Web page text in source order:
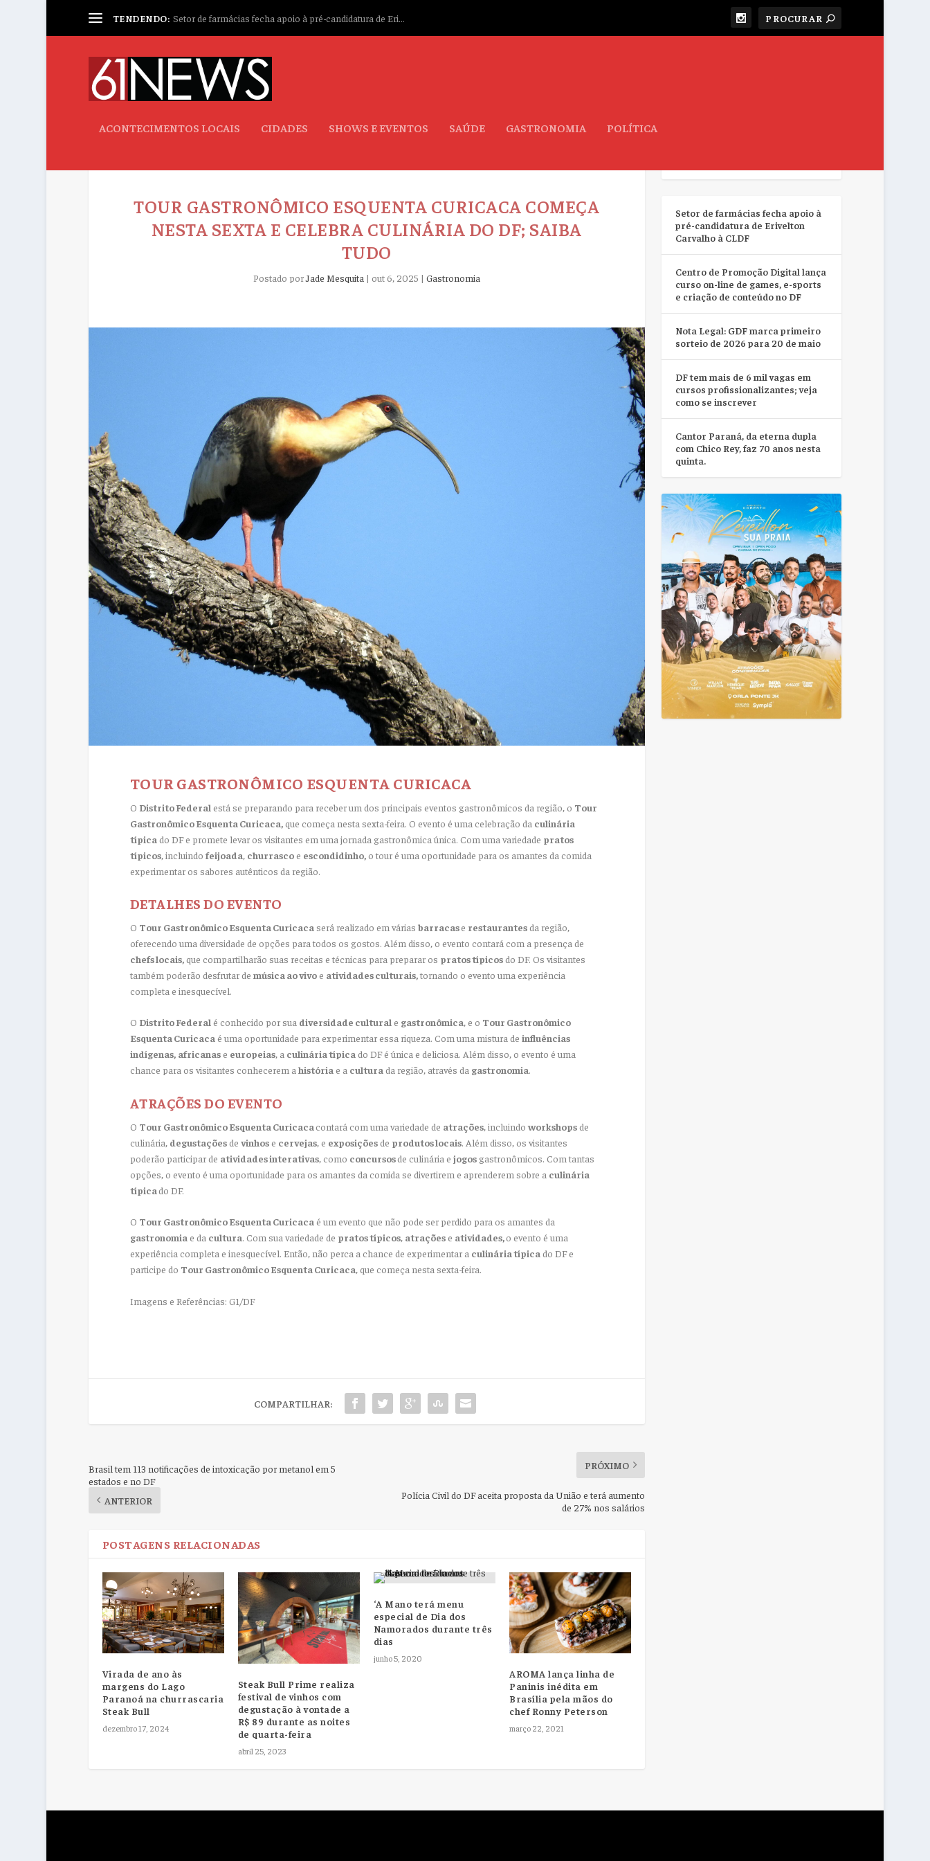
TENDENDO: Setor de farmácias fecha apoio à pré-candidatura de Eri...
ACONTECIMENTOS LOCAIS CIDADES SHOWS E EVENTOS SAÚDE GASTRONOMIA POLÍTICA
TOUR GASTRONÔMICO ESQUENTA CURICACA COMEÇA
NESTA SEXTA E CELEBRA CULINÁRIA DO DF; SAIBA
TUDO
Postado porJade Mesquita | out 6, 2025 | Gastronomia
TOUR GASTRONÔMICO ESQUENTA CURICACA
O Distrito Federal está se preparando para receber um dos principais eventos gastronômicos da região, o Tour
Gastronômico Esquenta Curicaca, que começa nesta sexta-feira. O evento é uma celebração da culinária
típica do DF e promete levar os visitantes em uma jornada gastronômica única. Com uma variedade pratos
típicos, incluindo feijoada churrascoe escondidinho, o tour é uma oportunidade para os amantes da comida
experimentar os sabores autênticos da região.
DETALHES DO EVENTO
O Tour Gastronômico Esquenta Curicaca será realizado em várias barracase restaurantesda região,
oferecendo uma diversidade de opções para todos os gostos. Além disso, o evento contará com a presença de
chefs locais,que compartilharão suas receitas e técnicas para preparar os pratos típicosdo DF. Os visitantes
também poderão desfrutar de música ao vivoe atividades culturais,tornando o evento uma experiência
completa e inesquecível.
O Distrito Federal é conhecido por sua diversidade cultural e gastronômica, e o Tour Gastronômico
Esquenta Curicaca é uma oportunidade para experimentar essa riqueza. Com uma mistura de influências
indígenas, africanase europeias, a culinária típica do DF é única e deliciosa. Além disso, o evento é uma
chance para os visitantes conhecerem a história e a cultura da região, através da gastronomia.
ATRAÇÕES DO EVENTO
O Tour Gastronômico Esquenta Curicaca contará com uma variedade de atrações, incluindoworkshopsde
culinária, degustaçõesde vinhose cervejas, e exposiçõesde produtos locais. Além disso, os visitantes
poderão participar de atividades interativas, como concursosde culinária e jogosgastronômicos. Com tantas
opções, o evento é uma oportunidade para os amantes da comida se divertirem e aprenderem sobre a culinária
típicado DF.
O Tour Gastronômico Esquenta Curicaca é um evento que não pode ser perdido para os amantes da
gastronomia e da cultura. Com sua variedade de pratos típicos, atraçõese atividades,o evento é uma
experiência completa e inesquecível. Então, não perca a chance de experimentar a culinária típica do DF e
participe do Tour Gastronômico Esquenta Curicaca, que começa nesta sexta-feira.
Imagens e Referências: G1/DF
COMPARTILHAR:
Brasil tem 113 notificações de intoxicação por metanol em 5
estados e no DF
ANTERIOR
PRÓXIMO
Polícia Civil do DF aceita proposta da União e terá aumento
de 27% nos salários
POSTAGENS RELACIONADAS
Virada de ano às
margens do Lago
Paranoá na churrascaria
Steak Bull
dezembro 17, 2024
Steak Bull Prime realiza
festival de vinhos com
degustação à vontade a
R$ 89 durante as noites
de quarta-feira
abril 25, 2023
‘A Mano terá menu
especial de Dia dos
Namorados durante três
dias
junho 5, 2020
AROMA lança linha de
Paninis inédita em
Brasília pela mãos do
chef Ronny Peterson
março 22, 2021
Setor de farmácias fecha apoio à
pré-candidatura de Erivelton
Carvalho à CLDF
Centro de Promoção Digital lança
curso on-line de games, e-sports
e criação de conteúdo no DF
Nota Legal: GDF marca primeiro
sorteio de 2026 para 20 de maio
DF tem mais de 6 mil vagas em
cursos profissionalizantes; veja
como se inscrever
Cantor Paraná, da eterna dupla
com Chico Rey, faz 70 anos nesta
quinta.